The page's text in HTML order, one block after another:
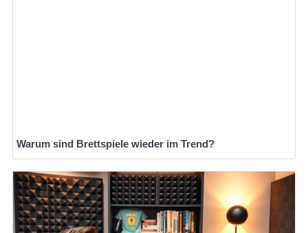
Warum sind Brettspiele wieder im Trend?